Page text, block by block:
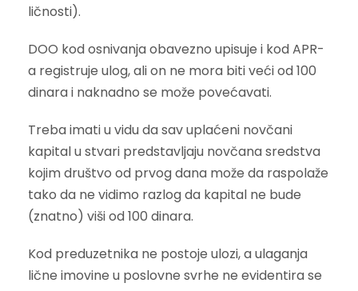
ličnosti).
DOO kod osnivanja obavezno upisuje i kod APR-
a registruje ulog, ali on ne mora biti veći od 100
dinara i naknadno se može povećavati.
Treba imati u vidu da sav uplaćeni novčani
kapital u stvari predstavljaju novčana sredstva
kojim društvo od prvog dana može da raspolaže
tako da ne vidimo razlog da kapital ne bude
(znatno) viši od 100 dinara.
Kod preduzetnika ne postoje ulozi, a ulaganja
lične imovine u poslovne svrhe ne evidentira se